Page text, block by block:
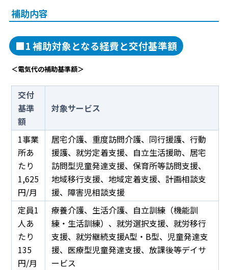
補助内容
■1 補助対象となる経費と交付基準額
＜電気代の補助基準額＞
交付
基準
額
対象サービス
1事業
所あ
たり
1,625
円/月
居宅介護、重度訪問介護、同行援護、行動
援護、就労定着支援、自立生活援助、居宅
訪問型児童発達支援、保育所等訪問支援、
地域移行支援、地域定着支援、計画相談支
援、障害児相談支援
定員1
人あ
たり
135
円/月
療養介護、生活介護、自立訓練（機能訓
練・生活訓練）、就労選択支援、就労移行
支援、就労継続支援A型・B型、児童発達支
援、医療型児童発達支援、放課後等デイサ
ービス